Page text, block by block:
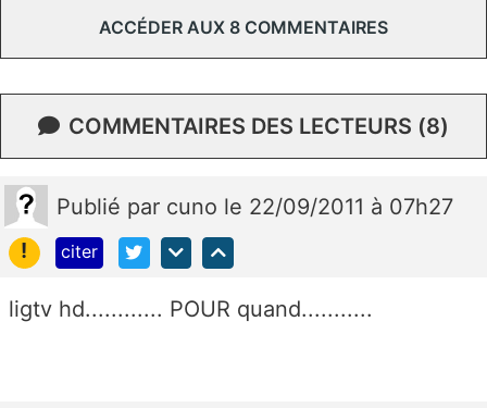
ACCÉDER AUX 8 COMMENTAIRES
COMMENTAIRES DES LECTEURS (8)
Publié par cuno le 22/09/2011 à 07h27
!
citer
ligtv hd............ POUR quand...........